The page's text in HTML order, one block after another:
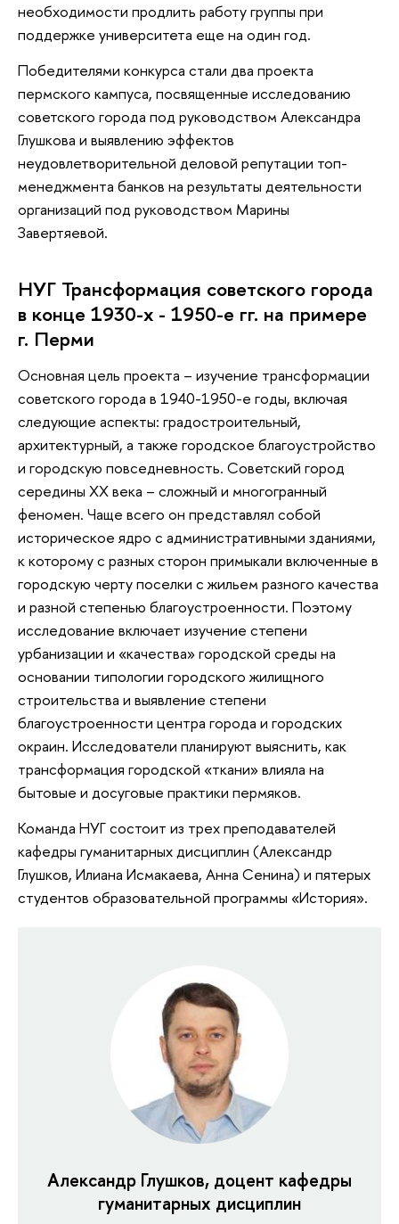
необходимости продлить работу группы при
поддержке университета еще на один год.
Победителями конкурса стали два проекта
пермского кампуса, посвященные исследованию
советского города под руководством Александра
Глушкова и выявлению эффектов
неудовлетворительной деловой репутации топ-
менеджмента банков на результаты деятельности
организаций под руководством Марины
Завертяевой.
НУГ Трансформация советского города
в конце 1930-х - 1950-е гг. на примере
г. Перми
Основная цель проекта – изучение трансформации
советского города в 1940-1950-е годы, включая
следующие аспекты: градостроительный,
архитектурный, а также городское благоустройство
и городскую повседневность. Советский город
середины XX века – сложный и многогранный
феномен. Чаще всего он представлял собой
историческое ядро с административными зданиями,
к которому с разных сторон примыкали включенные в
городскую черту поселки с жильем разного качества
и разной степенью благоустроенности. Поэтому
исследование включает изучение степени
урбанизации и «качества» городской среды на
основании типологии городского жилищного
строительства и выявление степени
благоустроенности центра города и городских
окраин. Исследователи планируют выяснить, как
трансформация городской «ткани» влияла на
бытовые и досуговые практики пермяков.
Команда НУГ состоит из трех преподавателей
кафедры гуманитарных дисциплин (Александр
Глушков, Илиана Исмакаева, Анна Сенина) и пятерых
студентов образовательной программы «История».
Александр Глушков, доцент кафедры
гуманитарных дисциплин